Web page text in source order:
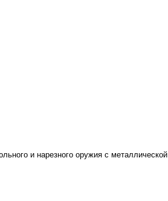
и нарезного оружия с металлической